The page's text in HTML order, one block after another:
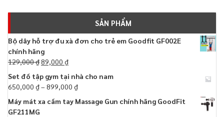
SẢN PHẨM
Bộ dây hỗ trợ đu xà đơn cho trẻ em Goodfit GF002E
chính hãng
129,000₫89,000 ₫
Set đồ tập gym tại nhà cho nam
650,000 ₫– 899,000 ₫
Máy mát xa cầm tay Massage Gun chính hãng GoodFit
GF211MG